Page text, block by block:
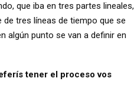
que iba en tres partes lineales,
de tres líneas de tiempo que se
algún punto se van a definir en
tener el proceso vos